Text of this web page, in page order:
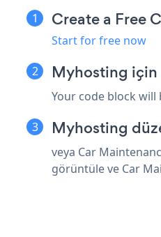
Create a Free
Start for free now
Myhosting için
Your code block will
Myhosting
veya Car
görüntüle ve Car